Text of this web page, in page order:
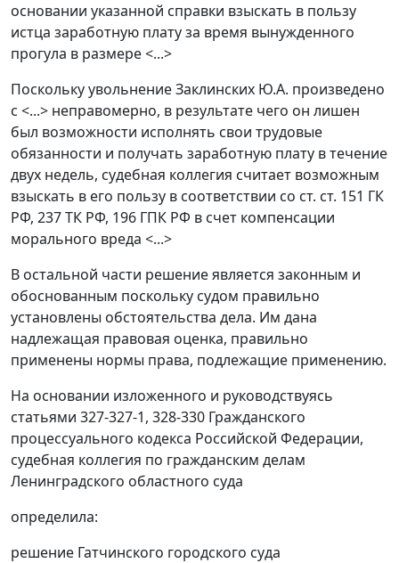
основании указанной справки взыскать в пользу
истца заработную плату за время вынужденного
прогула в размере <...>
Поскольку увольнение Заклинских Ю.А. произведено
с <...> неправомерно, в результате чего он лишен
был возможности исполнять свои трудовые
обязанности и получать заработную плату в течение
двух недель, судебная коллегия считает возможным
взыскать в его пользу в соответствии со ст. ст. 151 ГК
РФ, 237ТК РФ, 196 ГПК РФ в счет компенсации
морального вреда <...>
В остальной части решение является законным и
обоснованным поскольку судом правильно
установлены обстоятельства дела. Им дана
надлежащая правовая оценка, правильно
применены нормы права, подлежащие применению.
На основании изложенного и руководствуясь
статьями 327-327-1, 328-330 Гражданского
процессуального кодекса Российской Федерации,
судебная коллегия по гражданским делам
Ленинградского областного суда
определила:
решение Гатчинского городского суда